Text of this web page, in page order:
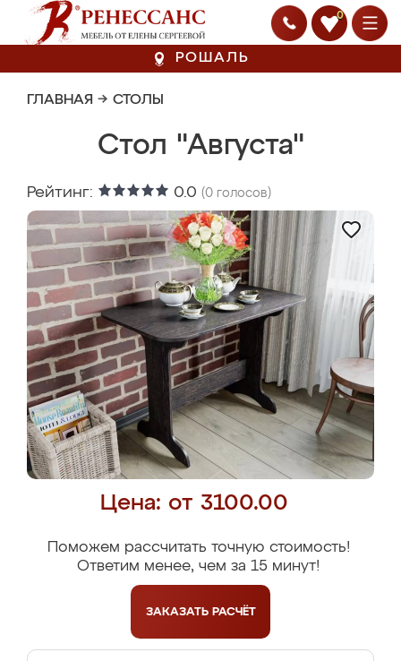
0
РОШАЛЬ
ГЛАВНАЯ → СТОЛЫ
Стол "Августа"
Рейтинг: 0.0 (0 голосов)
Цена: от 3100.00
Поможем рассчитать точную стоимость!
Ответим менее, чем за 15 минут!
ЗАКАЗАТЬ РАСЧЁТ